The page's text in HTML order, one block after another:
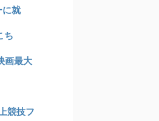
就
ち
画最大
競技フ